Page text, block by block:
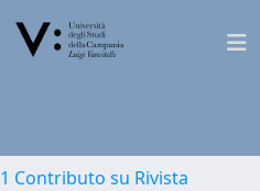
1 Contributo su Rivista